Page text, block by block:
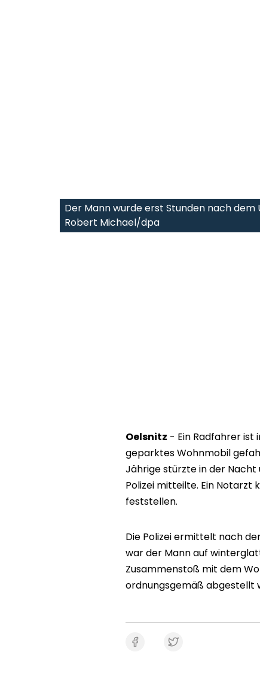
Der Mann wurde erst Stunden nach
Robert Michael/dpa
Oelsnitz - Ein Radfahrer ist
geparktes Wohnmobil
Jährige stürzte in der Nacht
Polizei mitteilte. Ein Notarzt
feststellen.
Die Polizei ermittelt nach
war der Mann auf
Zusammenstoß mit dem
ordnungsgemäß abgestellt